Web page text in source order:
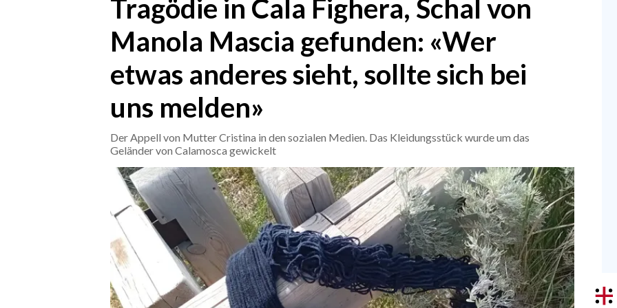
RISULTATI E CLASSIFICHE
Tragödie in Cala Fighera, Schal von
Manola Mascia gefunden: «Wer
etwas anderes sieht, sollte sich bei
uns melden»
Der Appell von Mutter Cristina in den sozialen Medien. Das Kleidungsstück wurde um das
Geländer von Calamosca gewickelt